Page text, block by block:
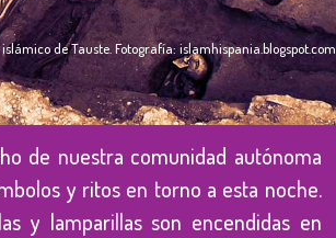
de Tauste. Fotografía: islamhispania.blogspot.com
de nuestra comunidad autónoma
y ritos en torno a esta noche.
y lamparillas son encendidas en